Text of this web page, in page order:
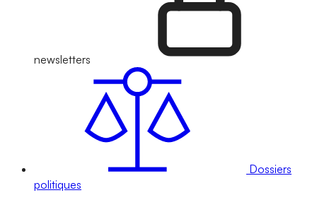
newsletters
Dossiers
politiques